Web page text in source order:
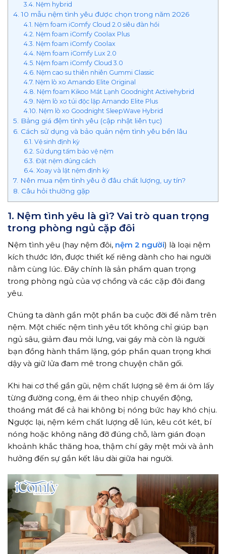
3.4. Nệm hybrid
4. 10 mẫu nệm tình yêu được chọn trong năm 2026
4.1. Nệm foam iComfy Cloud 2.0 siêu đàn hồi
4.2. Nệm foam iComfy Coolax Plus
4.3. Nệm foam iComfy Coolax
4.4. Nệm foam iComfy Lux 2.0
4.5. Nệm foam iComfy Cloud 3.0
4.6. Nệm cao su thiên nhiên Gummi Classic
4.7. Nệm lò xo Amando Elite Original
4.8. Nệm foam Kikoo Mát Lạnh Goodnight Activehybrid
4.9. Nệm lò xo túi độc lập Amando Elite Plus
4.10. Nệm lò xo Goodnight SleepWave Hybrid
5. Bảng giá đệm tình yêu (cập nhật liên tục)
6. Cách sử dụng và bảo quản nệm tình yêu bền lâu
6.1. Vệ sinh định kỳ
6.2. Sử dụng tấm bảo vệ nệm
6.3. Đặt nệm đúng cách
6.4. Xoay và lật nệm định kỳ
7. Nên mua nệm tình yêu ở đâu chất lượng, uy tín?
8. Câu hỏi thường gặp
1. Nệm tình yêu là gì? Vai trò quan trọng
trong phòng ngủ cặp đôi
Nệm tình yêu (hay nệm đôi, nệm 2 người) là loại nệm
kích thước lớn, được thiết kế riêng dành cho hai người
nằm cùng lúc. Đây chính là sản phẩm quan trọng
trong phòng ngủ của vợ chồng và các cặp đôi đang
yêu.
Chúng ta dành gần một phần ba cuộc đời để nằm trên
nệm. Một chiếc nệm tình yêu tốt không chỉ giúp bạn
ngủ sâu, giảm đau mỏi lưng, vai gáy mà còn là người
bạn đồng hành thầm lặng, góp phần quan trọng khơi
dậy và giữ lửa đam mê trong chuyện chăn gối.
Khi hai cơ thể gần gũi, nệm chất lượng sẽ êm ái ôm lấy
từng đường cong, êm ái theo nhịp chuyển động,
thoáng mát để cả hai không bị nóng bức hay khó chịu.
Ngược lại, nệm kém chất lượng dễ lún, kêu cót két, bí
nóng hoặc không nâng đỡ đúng chỗ, làm gián đoạn
khoảnh khắc thăng hoa, thậm chí gây mệt mỏi và ảnh
hưởng đến sự gắn kết lâu dài giữa hai người.